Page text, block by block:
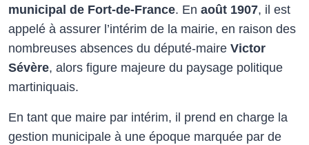
municipal de Fort-de-France. En août 1907, il est
appelé à assurer l’intérim de la mairie, en raison des
nombreuses absences du député-maire Victor
Sévère, alors figure majeure du paysage politique
martiniquais.
En tant que maire par intérim, il prend en charge la
gestion municipale à une époque marquée par de